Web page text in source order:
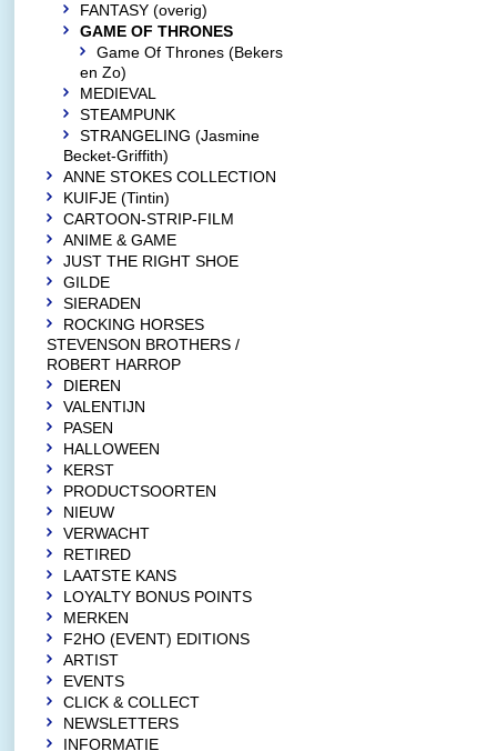
FANTASY (overig)
GAME OF THRONES
Game Of Thrones (Bekers
en Zo)
MEDIEVAL
STEAMPUNK
STRANGELING (Jasmine
Becket-Griffith)
ANNE STOKES COLLECTION
KUIFJE (Tintin)
CARTOON-STRIP-FILM
ANIME & GAME
JUST THE RIGHT SHOE
GILDE
SIERADEN
ROCKING HORSES
STEVENSON BROTHERS /
ROBERT HARROP
DIEREN
VALENTIJN
PASEN
HALLOWEEN
KERST
PRODUCTSOORTEN
NIEUW
VERWACHT
RETIRED
LAATSTE KANS
LOYALTY BONUS POINTS
MERKEN
F2HO (EVENT) EDITIONS
ARTIST
EVENTS
CLICK & COLLECT
NEWSLETTERS
INFORMATIE